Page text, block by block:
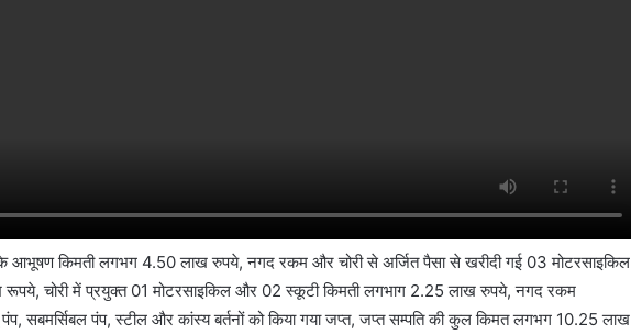
के आभूषण किमती लगभग 4.50 लाख रुपये, नगद रकम और चोरी से अर्जित पैसा से खरीदी गई 03 मोटरसाइकिल
चोरी में प्रयुक्त 01 मोटरसाइकिल और 02 स्कूटी किमती लगभाग 2.25 लाख रुपये, नगद रकम
सबमर्सिबल पंप, स्टील और कांस्य बर्तनों को किया गया जप्त, जप्त सम्पति की कुल किमत लगभग 10.25 लाख